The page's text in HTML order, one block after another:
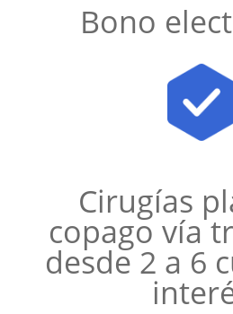
Bono
Cirugías
copago vía
desde 2 a 6